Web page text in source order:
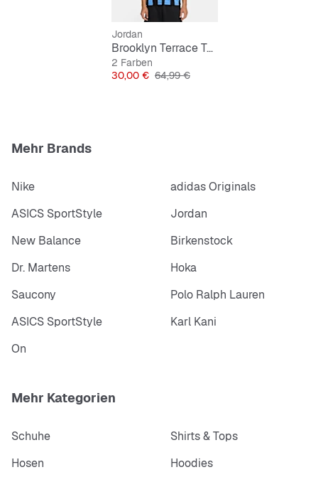
Jordan
Brooklyn Terrace Top
2 Farben
Preis
30,00 € Originalpreis
64,99 €
Mehr Brands
Nike
adidas Originals
ASICS SportStyle
Jordan
New Balance
Birkenstock
Dr. Martens
Hoka
Saucony
Polo Ralph Lauren
ASICS SportStyle
Karl Kani
On
Mehr Kategorien
Schuhe
Shirts & Tops
Hosen
Hoodies